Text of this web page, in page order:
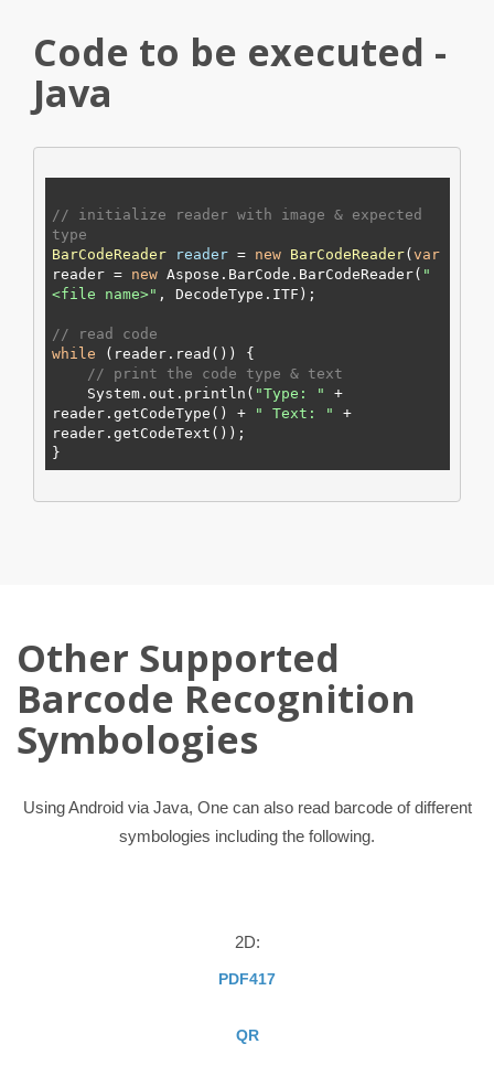
Code to be executed -
Java
// initialize reader with image & expected
type
BarCodeReader
reader = new BarCodeReader(var
reader = new Aspose.BarCode.BarCodeReader( "
<file name>" , DecodeType. ITF );
// read code
while (reader.read()) {
// print the code type & text
    System.out.println(
"Type: "
+
reader.getCodeType() +
" Text: "
+
reader.getCodeText());
Other Supported
Barcode Recognition
Symbologies
Using Android via Java, One can also read barcode of different
symbologies including the following.
2D:
PDF417
QR